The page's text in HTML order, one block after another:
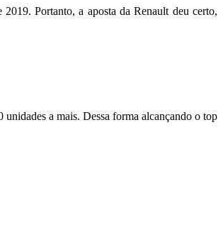
Portanto, a aposta da Renault deu certo,
unidades a mais. Dessa forma alcançando o top